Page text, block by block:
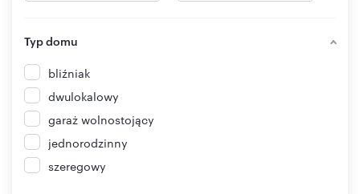
Typ domu
bliźniak
dwulokalowy
garaż wolnostojący
jednorodzinny
szeregowy